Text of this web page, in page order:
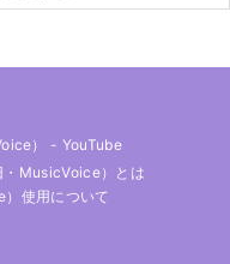
） - YouTube
・MusicVoice）とは
使用について